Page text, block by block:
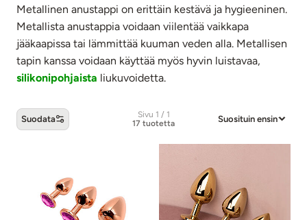
Metallinen anustappi on erittäin kestävä ja hygieeninen.
Metallista anustappia voidaan viilentää vaikkapa
jääkaapissa tai lämmittää kuuman veden alla. Metallisen
tapin kanssa voidaan käyttää myös hyvin luistavaa,
silikonipohjaista liukuvoidetta.
Suodata
Sivu 1 / 1
17 tuotetta
Suosituin ensin